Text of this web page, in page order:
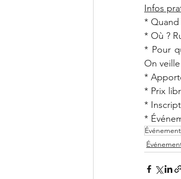
Infos
* Quand
* Où ?
* Pour
On
*
* Prix
*
*
Événement